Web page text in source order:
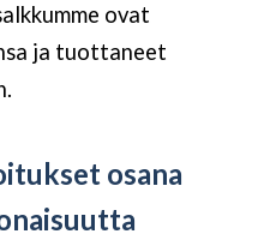
ovat
ja tuottaneet
osana